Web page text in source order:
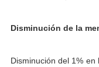
Disminución de la
Disminución del 1%